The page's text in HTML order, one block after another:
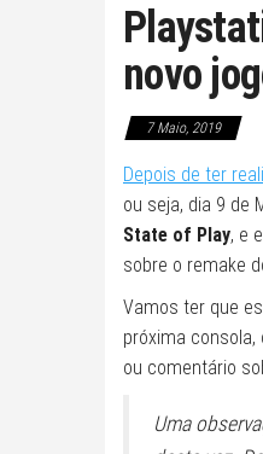
novo
7 Maio, 2019
Depois de ter
ou seja, dia 9 de
State of Play, e
sobre o remake
Vamos ter que
próxima
ou comentário
Uma